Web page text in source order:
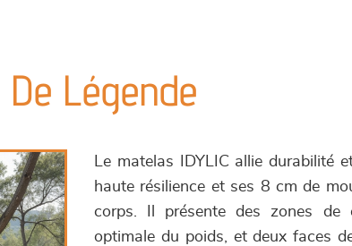
Légende
Le matelas IDYLIC allie durabilité
haute résilience et ses 8 cm de
corps. Il présente des zones de
optimale du poids, et deux faces